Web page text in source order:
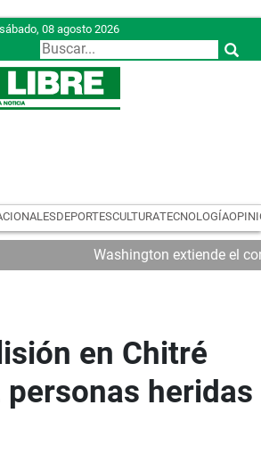
sábado, 08 agosto 2026
DEPORTESCULTURATECNOLOGÍA
Washington extiende el
en Chitré
personas heridas